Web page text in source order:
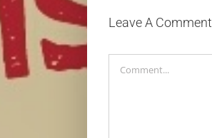
Leave A Comment